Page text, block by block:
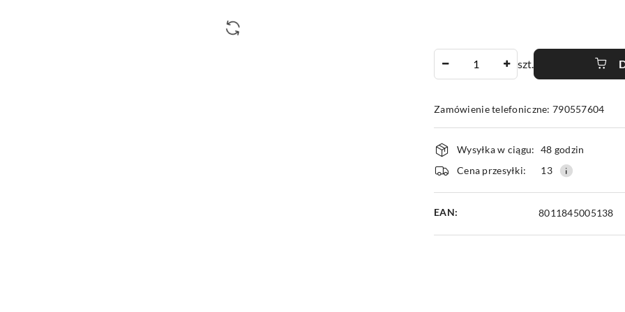
szt.
Zamówienie telefoniczne: 790557604
Dostępność
i
dostawa
Wysyłka w ciągu: 48 godzin
Cena przesyłki:
13
EAN: 8011845005138